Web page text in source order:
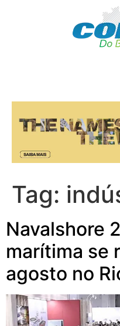
Tag:
Navalshore
marítima se
agosto no